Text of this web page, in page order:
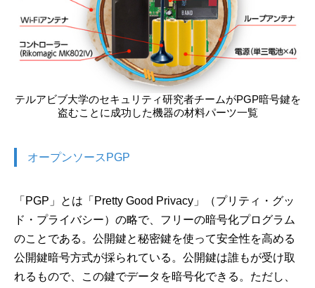
テルアビブ大学のセキュリティ研究者チームがPGP暗号鍵を
盗むことに成功した機器の材料パーツ一覧
オープンソースPGP
「PGP」とは「Pretty Good Privacy」（プリティ・グッ
ド・プライバシー）の略で、フリーの暗号化プログラム
のことである。公開鍵と秘密鍵を使って安全性を高める
公開鍵暗号方式が採られている。公開鍵は誰もが受け取
れるもので、この鍵でデータを暗号化できる。ただし、